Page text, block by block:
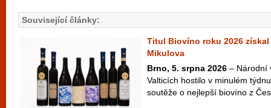
Související články:
Titul Biovíno roku 2026
Mikulova
Brno, 5. srpna 2026 – Národní
Valticích hostilo v minulém
soutěže o nejlepší biovíno z